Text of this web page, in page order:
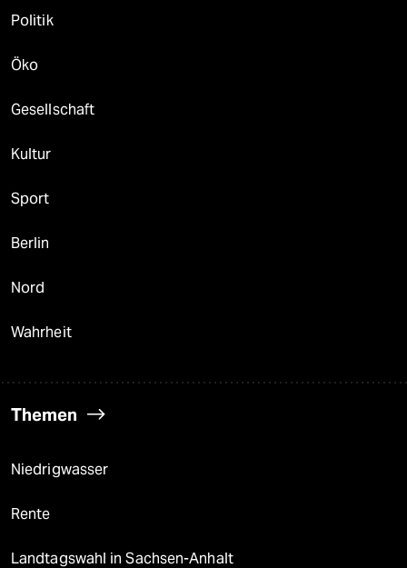
Politik
Öko
Gesellschaft
Kultur
Sport
Berlin
Nord
Wahrheit
Themen
Niedrigwasser
Rente
Landtagswahl in Sachsen-Anhalt